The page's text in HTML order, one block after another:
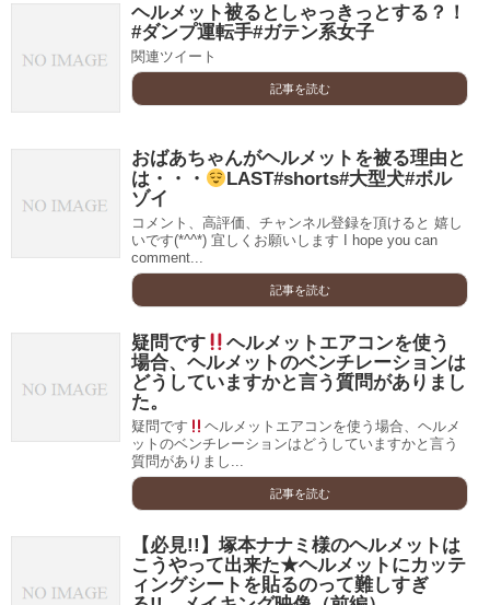
ヘルメット被るとしゃっきっとする？！
#ダンプ運転手#ガテン系女子
関連ツイート
記事を読む
おばあちゃんがヘルメットを被る理由と
は・・・
LAST#shorts#大型犬#ボル
ゾイ
コメント、高評価、チャンネル登録を頂けると 嬉し
いです(*^^*) 宜しくお願いします I hope you can
comment...
記事を読む
疑問です
ヘルメットエアコンを使う
場合、ヘルメットのベンチレーションは
どうしていますかと言う質問がありまし
た。
疑問です
ヘルメットエアコンを使う場合、ヘルメ
ットのベンチレーションはどうしていますかと言う
質問がありまし...
記事を読む
【必見!!】塚本ナナミ様のヘルメットは
こうやって出来た★ヘルメットにカッテ
ィングシートを貼るのって難しすぎ